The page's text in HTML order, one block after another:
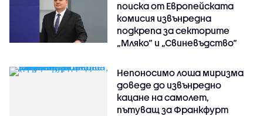
поиска от Европейската
комисия извънредна
подкрепа за секторите
„Мляко“ и „Свиневъдство“
Непоносимо лоша миризма
доведе до извънредно
кацане на самолет,
пътуващ за Франкфурт